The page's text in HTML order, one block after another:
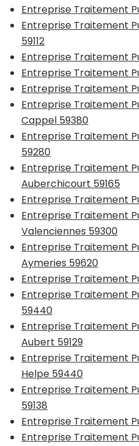
Entreprise Traitement
Entreprise Traitement
59112
Entreprise Traitement
Entreprise Traitement
Entreprise Traitement
Entreprise Traitement
Cappel 59380
Entreprise Traitement
59280
Entreprise Traitement
Auberchicourt 59165
Entreprise Traitement
Entreprise Traitement
Valenciennes 59300
Entreprise Traitement
Aymeries 59620
Entreprise Traitement
Entreprise Traitement
59440
Entreprise Traitement
Aubert 59129
Entreprise Traitement
Helpe 59440
Entreprise Traitement
59138
Entreprise Traitement
Entreprise Traitement